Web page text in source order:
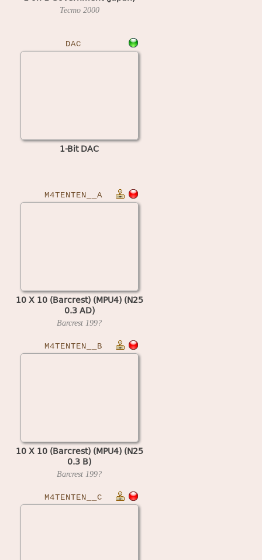
Tecmo 2000
DAC
1-Bit DAC
M4TENTEN__A
10 X 10 (Barcrest) (MPU4) (N25
0.3 AD)
Barcrest 199?
M4TENTEN__B
10 X 10 (Barcrest) (MPU4) (N25
0.3 B)
Barcrest 199?
M4TENTEN__C